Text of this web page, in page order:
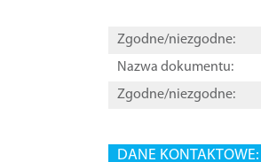
Zgodne/niezgodne:
Nazwa dokumentu:
Zgodne/niezgodne:
DANE KONTAKTOWE: